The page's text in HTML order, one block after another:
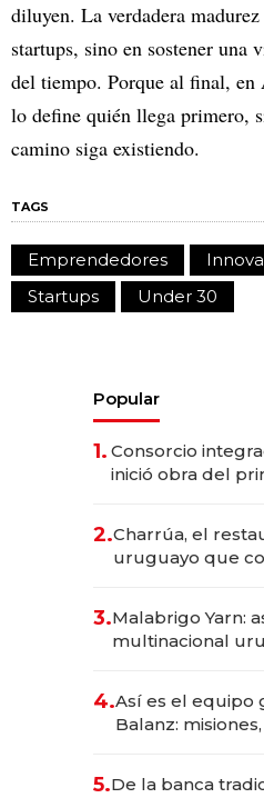
diluyen. La verdadera
startups, sino en sostener
del tiempo. Porque al final,
lo define quién llega primero,
camino siga existiendo.
TAGS
Emprendedores
Startups
Under 30
Popular
1. Consorcio
inició obra del
millones
2.Charrúa, el
uruguayo que
anticipación y
3.Malabrigo Yarn:
multinacional
4.Así es el equipo
Balanz:
5.De la banca